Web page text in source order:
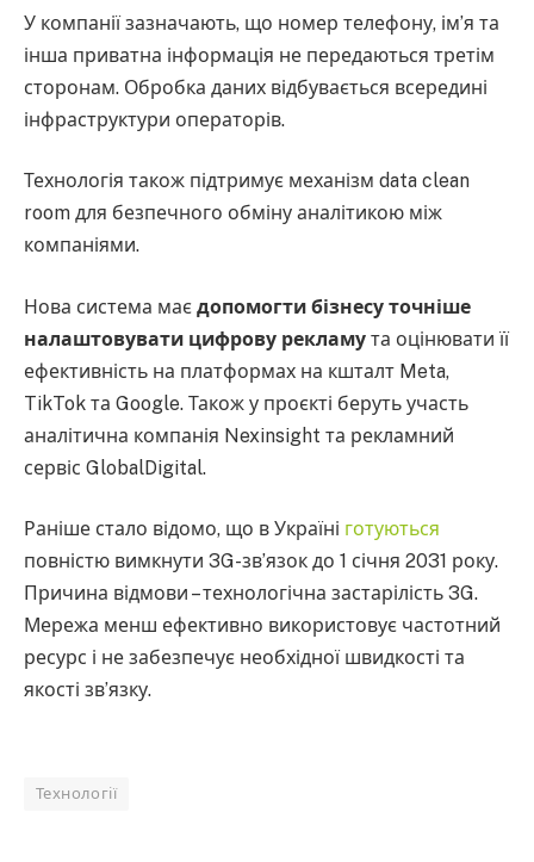
У компанії зазначають, що номер телефону, ім’я та
інша приватна інформація не передаються третім
сторонам. Обробка даних відбувається всередині
інфраструктури операторів.
Технологія також підтримує механізм data clean
room для безпечного обміну аналітикою між
компаніями.
Нова система має допомогти бізнесу точніше
налаштовувати цифрову рекламу та оцінювати її
ефективність на платформах на кшталт Meta,
TikTok та Google. Також у проєкті беруть участь
аналітична компанія Nexinsight та рекламний
сервіс GlobalDigital.
Раніше стало відомо, що в Україні готуються
повністю вимкнути 3G-зв’язок до 1 січня 2031 року.
Причина відмови – технологічна застарілість 3G.
Мережа менш ефективно використовує частотний
ресурс і не забезпечує необхідної швидкості та
якості зв’язку.
Технології